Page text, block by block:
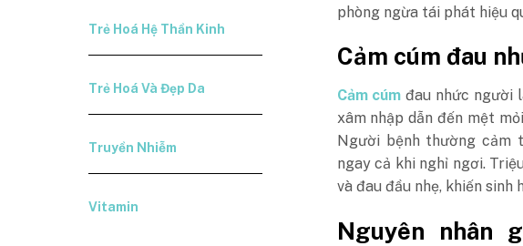
Trẻ Hoá Hệ Thần Kinh
Trẻ Hoá Và Đẹp Da
Truyền Nhiễm
Vitamin
phòng ngừa tái phát hiệu
Cảm cúm đau
Cảm cúm đau nhức người
xâm nhập dẫn đến mệt
Người bệnh thường cảm
ngay cả khi nghỉ ngơi.
và đau đầu nhẹ, khiến sinh
Nguyên nhân